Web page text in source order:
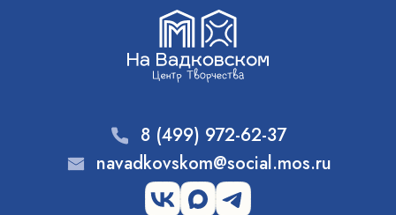
8 (499) 972-62-37
navadkovskom@social.mos.ru